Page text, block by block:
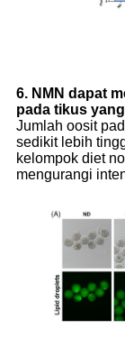
6. NMN dapat
pada tikus
Jumlah oosit
sedikit lebih
kelompok diet
mengurangi